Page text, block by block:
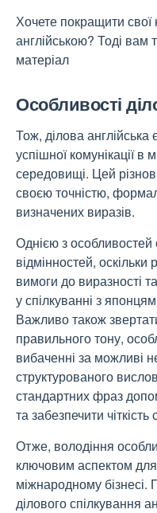
Хочете покращити свої
англійською? Тоді вам
матеріал
Особливості
Тож, ділова англійська
успішної комунікації в
середовищі. Цей
своєю точністю,
визначених виразів.
Однією з особливостей
відмінностей, оскільки
вимоги до виразності
у спілкуванні з
Важливо також
правильного тону,
вибаченні за можливі
структурованого
стандартних фраз
та забезпечити чіткість
Отже, володіння
ключовим аспектом
міжнародному бізнесі.
ділового спілкування